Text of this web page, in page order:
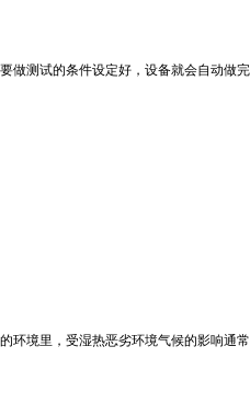
做测试的条件设定好，设备就会自动做完
环境里，受湿热恶劣环境气候的影响通常